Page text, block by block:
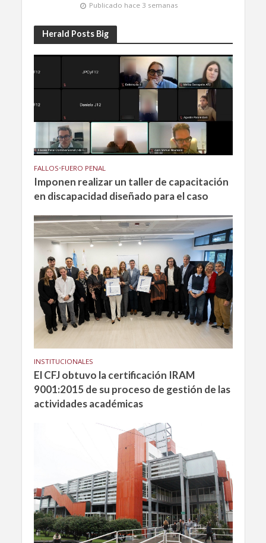
Publicado hace 3 semanas
Herald Posts Big
FALLOS•FUERO PENAL
Imponen realizar un taller de capacitación
en discapacidad diseñado para el caso
INSTITUCIONALES
El CFJ obtuvo la certificación IRAM
9001:2015 de su proceso de gestión de las
actividades académicas